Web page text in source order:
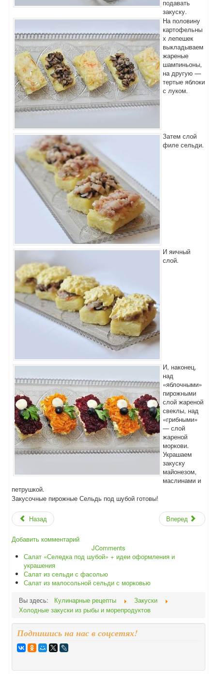
подавать
закуску.
На половину
картофельны
х лепешек
выкладываем
жареные
шампиньоны,
на другую —
тертые яблоки
с луком.
Затем слой
филе сельди.
И яичный
слой.
И, наконец,
над
«яблочными»
пирожными
слой жареной
свеклы, над
«грибными»
— слой
жареной
моркови.
Украшаем
закуску
майонезом,
маслинами и
петрушкой.
Закусочные пирожные Сельдь под шубой готовы!
Назад Вперед
Добавить комментарий
JComments
Салат «Селедка под шубой» + идеи оформления и
украшения
Салат из сельди с фасолью
Салат из малосольной сельди с морковью
Вы здесь:
Кулинарные рецепты
Закуски
Холодные закуски из рыбы и морепродуктов
Подпишись на нас в соцсетях!